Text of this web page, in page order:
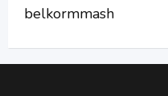
belkormmash